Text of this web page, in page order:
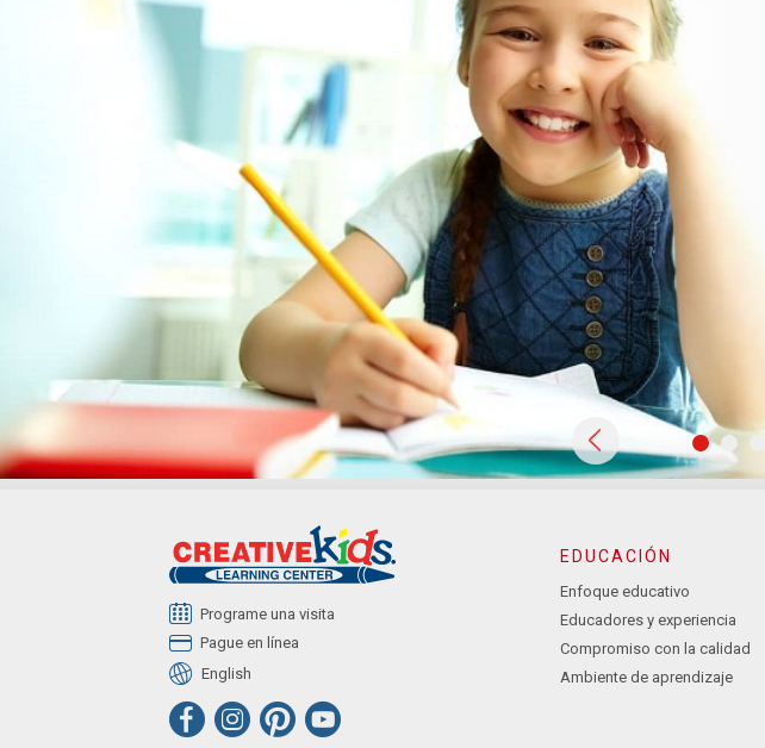
Programe una visita
Pague en línea
English
EDUCACIÓN
Enfoque educativo
Educadores y experiencia
Compromiso con la calidad
Ambiente de aprendizaje